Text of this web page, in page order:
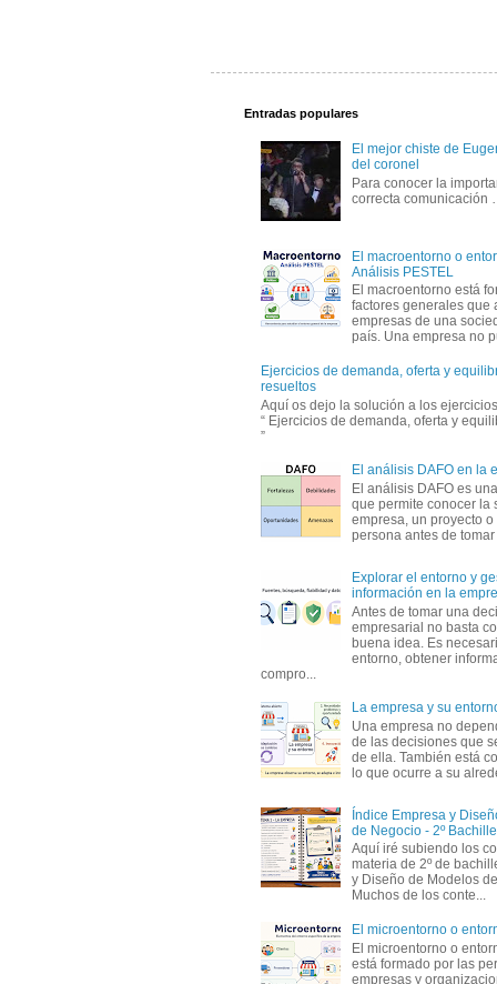
Entradas populares
El mejor chiste de
del coronel
Para conocer la
correcta
El macroentorno o
Análisis PESTEL
El macroentorno está
factores generales que
empresas de una
país. Una empresa no
Ejercicios de demanda, oferta y
resueltos
Aquí os dejo la solución a los
“ Ejercicios de demanda, oferta y
”
El análisis DAFO en la
El análisis DAFO es
que permite conocer la
empresa, un proyecto
persona antes de
Explorar el entorno y
información en la
Antes de tomar una
empresarial no basta
buena idea. Es
entorno, obtener
compro...
La empresa y su
Una empresa no
de las decisiones que
de ella. También está
lo que ocurre a su
Índice Empresa y
de Negocio - 2º
Aquí iré subiendo los
materia de 2º de
y Diseño de Modelos
Muchos de los conte...
El microentorno o
El microentorno o
está formado por las
empresas y